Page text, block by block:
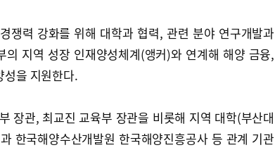
쟁력 강화를 위해 대학과 협력, 관련 분야 연구개발과
의 지역 성장 인재양성체계(앵커)와 연계해 해양 금융,
성을 지원한다.
장관, 최교진 교육부 장관을 비롯해 지역 대학(부산대
한국해양수산개발원 한국해양진흥공사 등 관계 기관